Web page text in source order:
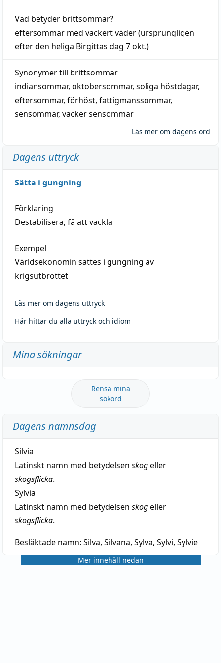
Vad betyder brittsommar?
eftersommar med vackertväder(ursprungligen
efter den heliga Birgittas dag 7 okt.)
Synonymer till brittsommar
indiansommar, oktobersommar, soliga höstdagar,
eftersommar, förhöst, fattigmanssommar,
sensommar, vacker sensommar
Läs mer om dagens ord
Dagens uttryck
Sätta i gungning
Förklaring
Destabilisera; få att vackla
Exempel
Världsekonomin sattes i gungning av
krigsutbrottet
Läs mer om dagens uttryck
Här hittar du alla uttryck och idiom
Mina sökningar
Rensa mina
sökord
Dagens namnsdag
Silvia
Latinskt namn med betydelsen skogeller
skogsflicka.
Sylvia
Latinskt namn med betydelsen skogeller
skogsflicka.
Besläktade namn: Silva, Silvana, Sylva, Sylvi, Sylvie
Mer innehåll nedan